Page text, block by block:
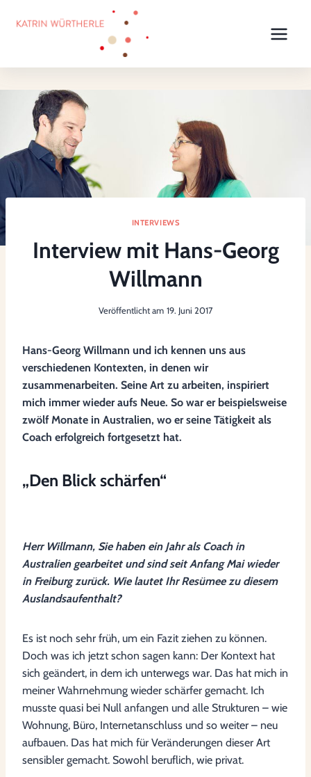
Inhalt
INTERVIEWS
Interview mit Hans-Georg
Willmann
Veröffentlicht am 19. Juni 2017
Hans-Georg Willmann und ich kennen uns aus
verschiedenen Kontexten, in denen wir
zusammenarbeiten. Seine Art zu arbeiten, inspiriert
mich immer wieder aufs Neue. So war er beispielsweise
zwölf Monate in Australien, wo er seine Tätigkeit als
Coach erfolgreich fortgesetzt hat.
„Den Blick schärfen“
Herr Willmann, Sie haben ein Jahr als Coach in
Australien gearbeitet und sind seit Anfang Mai wieder
in Freiburg zurück. Wie lautet Ihr Resümee zu diesem
Auslandsaufenthalt?
Es ist noch sehr früh, um ein Fazit ziehen zu können.
Doch was ich jetzt schon sagen kann: Der Kontext hat
sich geändert, in dem ich unterwegs war. Das hat mich in
meiner Wahrnehmung wieder schärfer gemacht. Ich
musste quasi bei Null anfangen und alle Strukturen – wie
Wohnung, Büro, Internetanschluss und so weiter – neu
aufbauen. Das hat mich für Veränderungen dieser Art
sensibler gemacht. Sowohl beruflich, wie privat.